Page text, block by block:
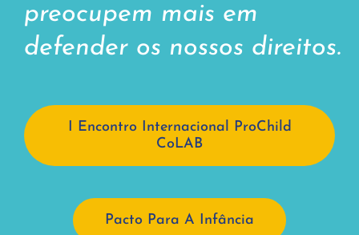
preocupem mais em
defender os nossos direitos.
I Encontro Internacional ProChild
CoLAB
Pacto Para A Infância